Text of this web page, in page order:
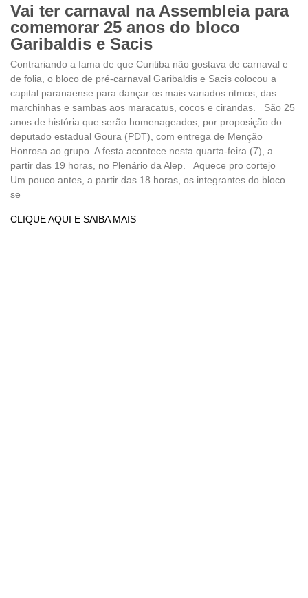
Vai ter carnaval na Assembleia para
comemorar 25 anos do bloco
Garibaldis e Sacis
Contrariando a fama de que Curitiba não gostava de carnaval e
de folia, o bloco de pré-carnaval Garibaldis e Sacis colocou a
capital paranaense para dançar os mais variados ritmos, das
marchinhas e sambas aos maracatus, cocos e cirandas. São 25
anos de história que serão homenageados, por proposição do
deputado estadual Goura (PDT), com entrega de Menção
Honrosa ao grupo. A festa acontece nesta quarta-feira (7), a
partir das 19 horas, no Plenário da Alep. Aquece pro cortejo
Um pouco antes, a partir das 18 horas, os integrantes do bloco
se
CLIQUE AQUI E SAIBA MAIS